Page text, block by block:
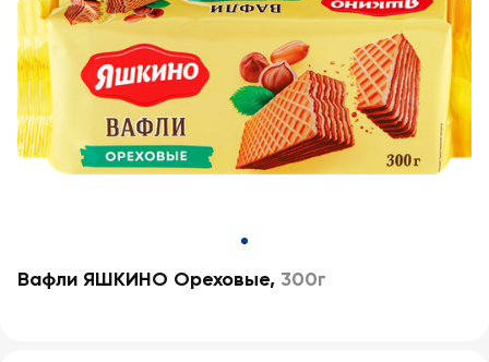
Вафли ЯШКИНО Ореховые, 300г